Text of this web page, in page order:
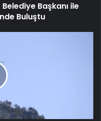
Başkanı ile
Buluştu